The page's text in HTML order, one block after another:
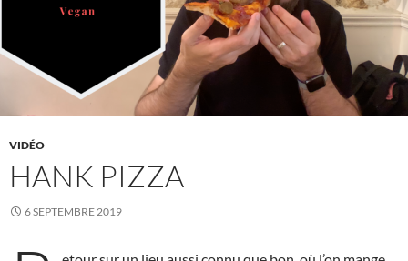
VIDÉO
HANK PIZZA
6 SEPTEMBRE 2019